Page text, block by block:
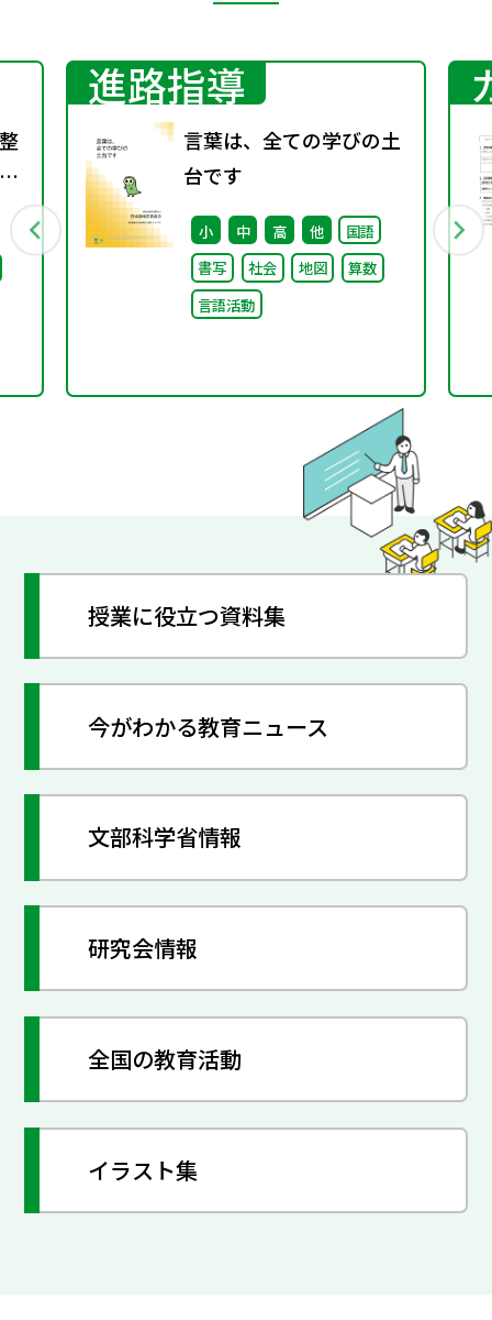
進路指導
言葉は、全ての学びの土
台です
小 中 高 他
国語
書写
社会 地図
算数
言語活動
授業に役立つ資料集
今がわかる教育ニュース
文部科学省情報
研究会情報
全国の教育活動
イラスト集